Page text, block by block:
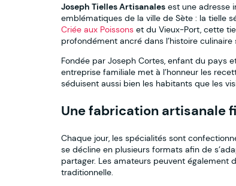
Joseph Tielles Artisanales est une adresse
emblématiques de la ville de Sète : la tielle
Criée aux Poissons et du Vieux-Port, cette
profondément ancré dans l’histoire culinaire
Fondée par Joseph Cortes, enfant du pays
entreprise familiale met à l’honneur les
séduisent aussi bien les habitants que les
Une fabrication artisanale
Chaque jour, les spécialités sont
se décline en plusieurs formats afin de
partager. Les amateurs peuvent également
traditionnelle.